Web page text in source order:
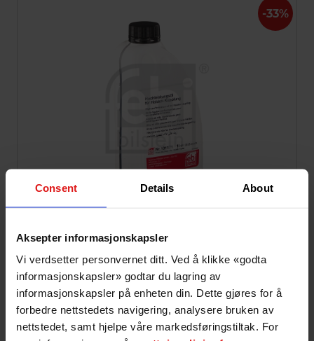
Consent Details About
Aksepter informasjonskapsler
Vi verdsetter personvernet ditt. Ved å klikke «godta
informasjonskapsler» godtar du lagring av
informasjonskapsler på enheten din. Dette gjøres for å
forbedre nettstedets navigering, analysere bruken av
nettstedet, samt hjelpe våre markedsføringstiltak. For
-33%
Pris: 428,- 642,- Ink mva
Klar onsdag 12. august
På vårt lager på Barkåker
Alle leveringstider er ESTIMERT med utgangspunkt i sentrale og
mellomsentrale områder.